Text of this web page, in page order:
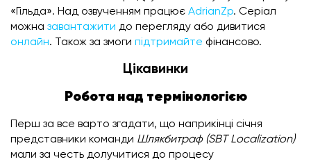
«Гільда». Над озвученням працює AdrianZp. Серіал
можна завантажити до перегляду або дивитися
онлайн. Також за змоги підтримайте фінансово.
Цікавинки
Робота над термінологією
Перш за все варто згадати, що наприкінці січня
представники команди Шлякбитраф (SBT Localization)
мали за честь долучитися до процесу